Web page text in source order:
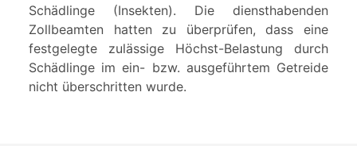
Schädlinge (Insekten). Die diensthabenden
Zollbeamten hatten zu überprüfen, dass eine
festgelegte zulässige Höchst-Belastung durch
Schädlinge im ein- bzw. ausgeführtem Getreide
nicht überschritten wurde.